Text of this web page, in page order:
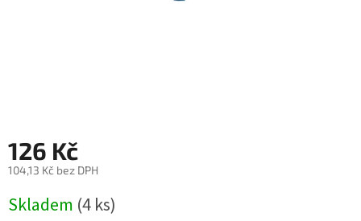
126 Kč
104,13 Kč bez DPH
cena:
Skladem (4 ks)